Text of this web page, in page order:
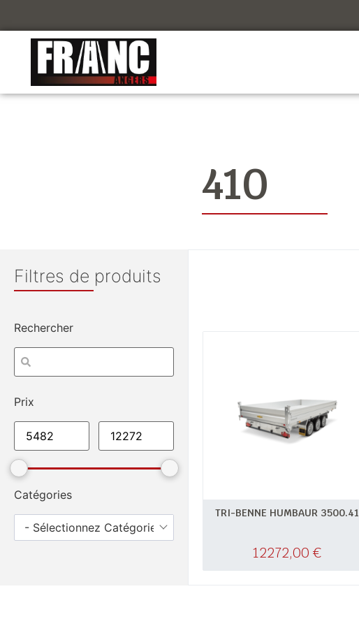
410
Filtres de produits
Rechercher
Prix
Catégories
- Sélectionnez Catégories -
TRI-BENNE HUMBAUR 3500.41
12272,00 €